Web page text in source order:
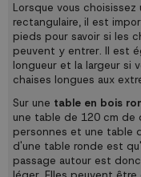
Lorsque vous
rectangulaire, il est
pieds pour savoir si les
peuvent y entrer. Il est
longueur et la largeur si
chaises longues aux
Sur une table en bois
une table de 120 cm de
personnes et une table
d'une table ronde est
passage autour est